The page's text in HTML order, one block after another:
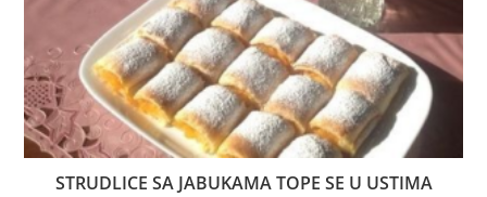
STRUDLICE SA JABUKAMA TOPE SE U USTIMA